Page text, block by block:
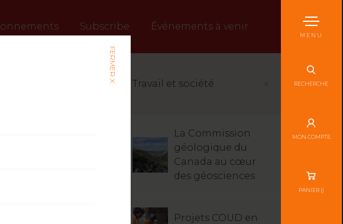
Subscribe Événements à venir
MENU
RECHERCHE
MON COMPTE
PANIER ()
Travail et société
La Commission
géologique du
Canada au cœur
des géosciences
Projets COUD en
FERMER X